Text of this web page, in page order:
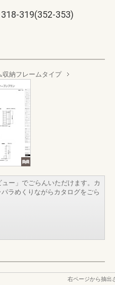
319(352-353)
収納フレームタイプ
ー」でごらんいただけます。カ
ラめくりながらカタログをごら
右ページから抽出